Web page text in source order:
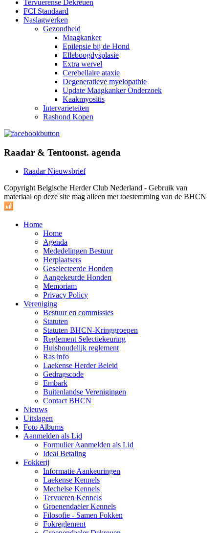
Tervuerense Dekreuen
FCI Standaard
Naslagwerken
Gezondheid
Maagkanker
Epilepsie bij de Hond
Elleboogdysplasie
Extra wervel
Cerebellaire ataxie
Degeneratieve myelopathie
Update Maagkanker Onderzoek
Kaakmyositis
Intervarieteiten
Rashond Kopen
Raadar & Tentoonst. agenda
Raadar Nieuwsbrief
Copyright Belgische Herder Club Nederland - Gebruik van
materiaal op deze site mag alleen met toestemming van de BHCN
Home
Home
Agenda
Mededelingen Bestuur
Herplaatsers
Geselecteerde Honden
Aangekeurde Honden
Memoriam
Privacy Policy
Vereniging
Bestuur en commissies
Statuten
Statuten BHCN-Kringgroepen
Reglement Selectiekeuring
Huishoudelijk reglement
Ras info
Laekense Herder Beleid
Gedragscode
Embark
Buitenlandse Verenigingen
Contact BHCN
Nieuws
Uitslagen
Foto Albums
Aanmelden als Lid
Formulier Aanmelden als Lid
Ideal Betaling
Fokkerij
Informatie Aankeuringen
Laekense Kennels
Mechelse Kennels
Tervueren Kennels
Groenendaeler Kennels
Filosofie - Samen Fokken
Fokreglement